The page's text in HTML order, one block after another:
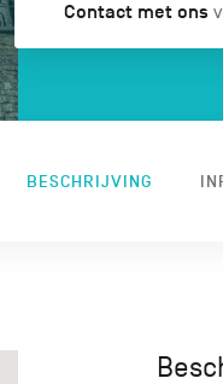
Contact met ons
BESCHRIJVING